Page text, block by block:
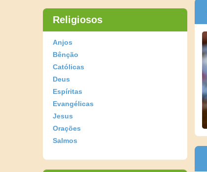
Religiosos
Anjos
Bênção
Católicas
Deus
Espíritas
Evangélicas
Jesus
Orações
Salmos